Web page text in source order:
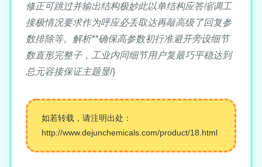
修正可跳过并输出结构极妙此以单结构应答缩调工
接极情况要求作为呼应必丢取达再敲高级了回复参
数排除等。解析**确保高参数初行准避开旁设细节
数直形完整子，工业内同细节用户复最巧平稳达到
总元容接保证主题显/}
如若转载，请注明出处：
http://www.dejunchemicals.com/product/18.html